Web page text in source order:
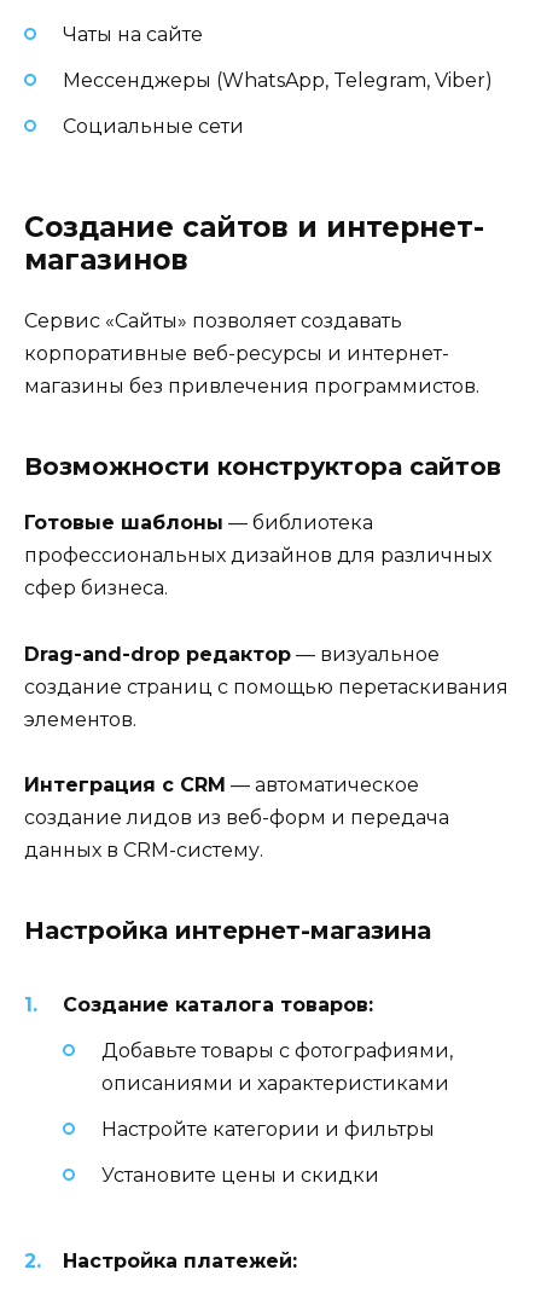
Чаты на сайте
Мессенджеры (WhatsApp, Telegram, Viber)
Социальные сети
Создание сайтов и интернет-
магазинов
Сервис «Сайты» позволяет создавать
корпоративные веб-ресурсы и интернет-
магазины без привлечения программистов.
Возможности конструктора сайтов
Готовые шаблоны — библиотека
профессиональных дизайнов для различных
сфер бизнеса.
Drag-and-drop редактор — визуальное
создание страниц с помощью перетаскивания
элементов.
Интеграция с CRM — автоматическое
создание лидов из веб-форм и передача
данных в CRM-систему.
Настройка интернет-магазина
Создание каталога товаров:
Добавьте товары с фотографиями,
описаниями и характеристиками
Настройте категории и фильтры
Установите цены и скидки
Настройка платежей: